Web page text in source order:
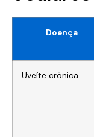
Doença
Uveíte crônica